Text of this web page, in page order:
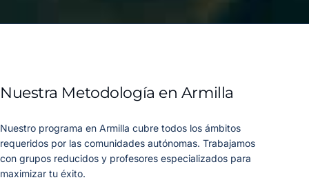
Nuestra Metodología en Armilla
Nuestro programa en Armilla cubre todos los ámbitos
requeridos por las comunidades autónomas. Trabajamos
con grupos reducidos y profesores especializados para
maximizar tu éxito.